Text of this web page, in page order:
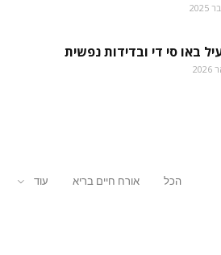
באו סי די ובדידות נפשית
הכל אורח חיים בריא עוד